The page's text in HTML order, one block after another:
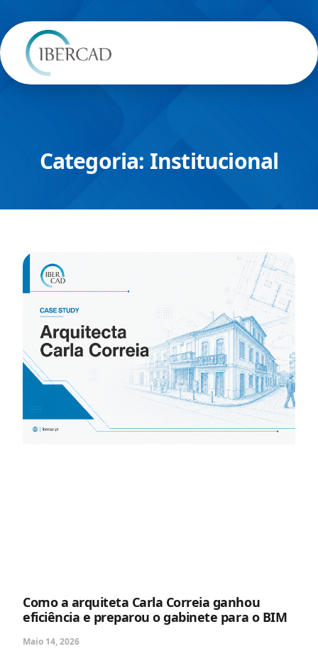
Categoria: Institucional
Como a arquiteta Carla Correia ganhou
eficiência e preparou o gabinete para o BIM
Maio 14, 2026